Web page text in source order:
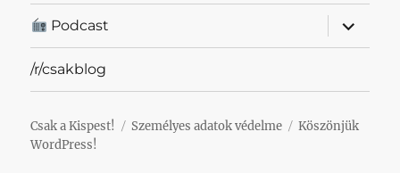
Podcast
almenü
/r/csakblog
Csak a Kispest! Személyes adatok védelme
Köszönjük
WordPress!